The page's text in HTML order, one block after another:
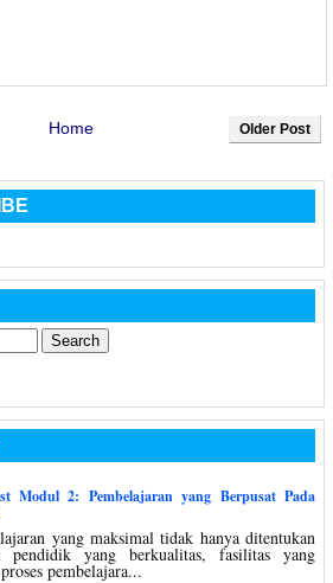
Older Post
Home
Modul 2: Pembelajaran yang Berpusat Pada
yang maksimal tidak hanya ditentukan
pendidik yang berkualitas, fasilitas yang
pembelajara...